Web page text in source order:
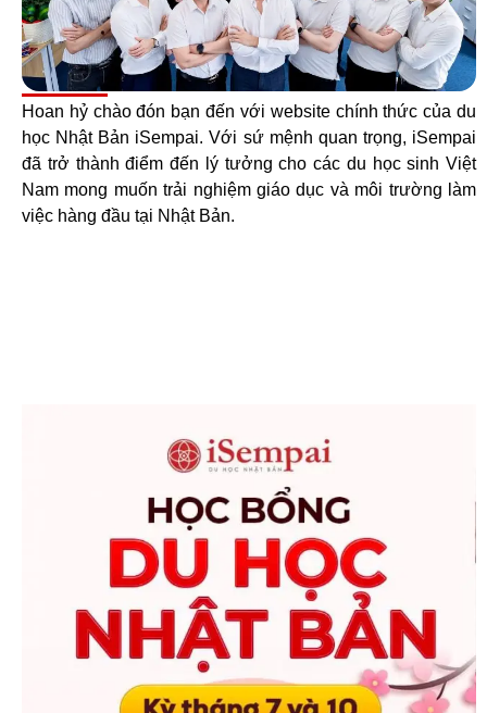
Hoan hỷ chào đón bạn đến với website chính thức của du
học Nhật Bản iSempai. Với sứ mệnh quan trọng, iSempai
đã trở thành điểm đến lý tưởng cho các du học sinh Việt
Nam mong muốn trải nghiệm giáo dục và môi trường làm
việc hàng đầu tại Nhật Bản.